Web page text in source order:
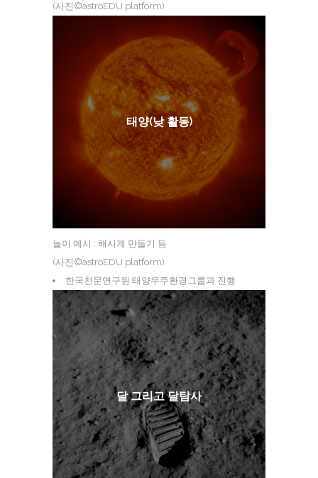
(사진©astroEDU platform)
태양(낮 활동)
놀이 예시 : 해시계 만들기 등
(사진©astroEDU platform)
한국천문연구원 태양우주환경그룹과 진행
달 그리고 달탐사